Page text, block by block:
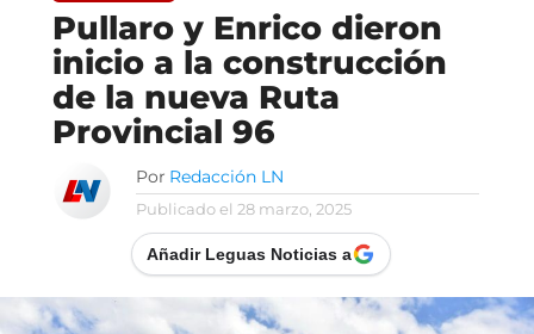
Pullaro y Enrico dieron
inicio a la construcción
de la nueva Ruta
Provincial 96
Por Redacción LN
Publicado el 28 marzo, 2025
Añadir Leguas Noticias a